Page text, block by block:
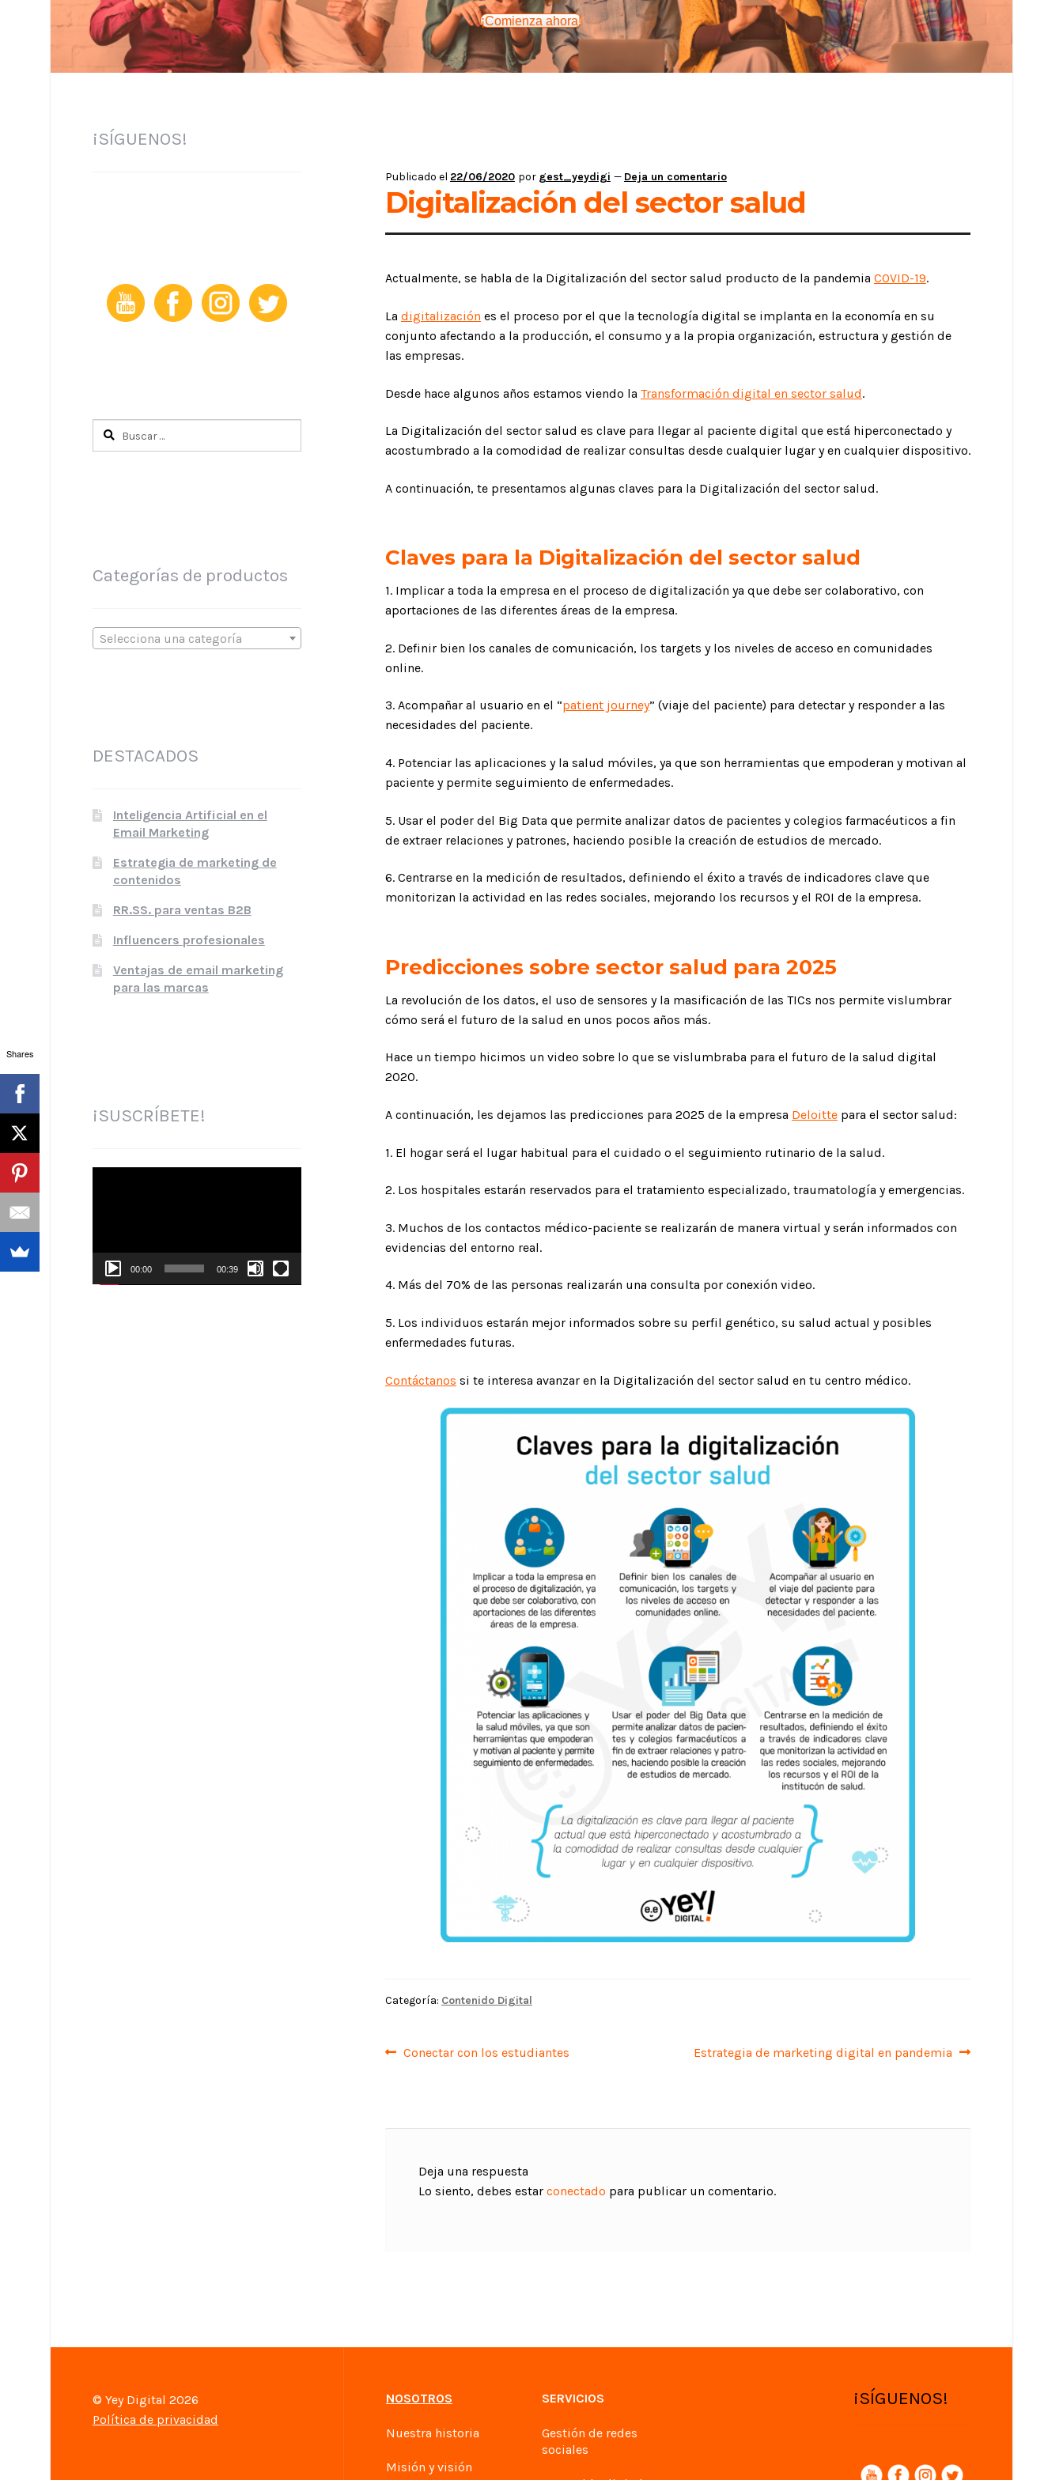
¡Comienza ahora!
Publicado el 22/06/2020 por gest_yeydigi — Deja un comentario
Digitalización del sector salud
Actualmente, se habla de la Digitalización del sector salud producto de la pandemia COVID-19.
La digitalización es el proceso por el que la tecnología digital se implanta en la economía en su
conjunto afectando a la producción, el consumo y a la propia organización, estructura y gestión de
las empresas.
Desde hace algunos años estamos viendo la Transformación digital en sector salud.
La Digitalización del sector salud es clave para llegar al paciente digital que está hiperconectado y
acostumbrado a la comodidad de realizar consultas desde cualquier lugar y en cualquier dispositivo.
A continuación, te presentamos algunas claves para la Digitalización del sector salud.
Claves para la Digitalización del sector salud
1. Implicar a toda la empresa en el proceso de digitalización ya que debe ser colaborativo, con
aportaciones de las diferentes áreas de la empresa.
2. Definir bien los canales de comunicación, los targets y los niveles de acceso en comunidades
online.
3. Acompañar al usuario en el “patient journey” (viaje del paciente) para detectar y responder a las
necesidades del paciente.
4. Potenciar las aplicaciones y la salud móviles, ya que son herramientas que empoderan y motivan al
paciente y permite seguimiento de enfermedades.
5. Usar el poder del Big Data que permite analizar datos de pacientes y colegios farmacéuticos a fin
de extraer relaciones y patrones, haciendo posible la creación de estudios de mercado.
6. Centrarse en la medición de resultados, definiendo el éxito a través de indicadores clave que
monitorizan la actividad en las redes sociales, mejorando los recursos y el ROI de la empresa.
Predicciones sobre sector salud para 2025
La revolución de los datos, el uso de sensores y la masificación de las TICs nos permite vislumbrar
cómo será el futuro de la salud en unos pocos años más.
Hace un tiempo hicimos un video sobre lo que se vislumbraba para el futuro de la salud digital
2020.
A continuación, les dejamos las predicciones para 2025 de la empresa Deloittepara el sector salud:
1. El hogar será el lugar habitual para el cuidado o el seguimiento rutinario de la salud.
2. Los hospitales estarán reservados para el tratamiento especializado, traumatología y emergencias.
3. Muchos de los contactos médico-paciente se realizarán de manera virtual y serán informados con
evidencias del entorno real.
4. Más del 70% de las personas realizarán una consulta por conexión video.
5. Los individuos estarán mejor informados sobre su perfil genético, su salud actual y posibles
enfermedades futuras.
Contáctanos si te interesa avanzar en la Digitalización del sector salud en tu centro médico.
Categoría: Contenido Digital
Navegación
Anterior:
Conectar con los estudiantes Siguiente:
Estrategia de marketing digital en pandemia
Deja una respuesta
Lo siento, debes estar conectado para publicar un comentario.
¡SÍGUENOS!
Buscar:
Categorías de productos
Selecciona una categoría
DESTACADOS
Inteligencia Artificial en el
Email Marketing
Estrategia de marketing de
contenidos
RR.SS. para ventas B2B
Influencers profesionales
Ventajas de email marketing
para las marcas
¡SUSCRÍBETE!
00:00 00:39
NOSOTROS
Nuestra historia
Misión y visión
SERVICIOS
Gestión de redes
sociales
¡SÍGUENOS!
© Yey Digital 2026
Política de privacidad
Shares